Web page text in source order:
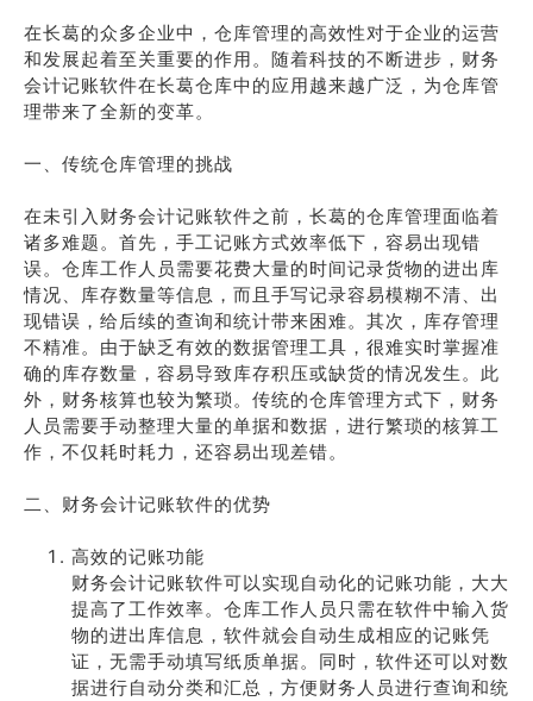
在长葛的众多企业中，仓库管理的高效性对于企业的运营
和发展起着至关重要的作用。随着科技的不断进步，财务
会计记账软件在长葛仓库中的应用越来越广泛，为仓库管
理带来了全新的变革。
一、传统仓库管理的挑战
在未引入财务会计记账软件之前，长葛的仓库管理面临着
诸多难题。首先，手工记账方式效率低下，容易出现错
误。仓库工作人员需要花费大量的时间记录货物的进出库
情况、库存数量等信息，而且手写记录容易模糊不清、出
现错误，给后续的查询和统计带来困难。其次，库存管理
不精准。由于缺乏有效的数据管理工具，很难实时掌握准
确的库存数量，容易导致库存积压或缺货的情况发生。此
外，财务核算也较为繁琐。传统的仓库管理方式下，财务
人员需要手动整理大量的单据和数据，进行繁琐的核算工
作，不仅耗时耗力，还容易出现差错。
二、财务会计记账软件的优势
高效的记账功能
财务会计记账软件可以实现自动化的记账功能，大大
提高了工作效率。仓库工作人员只需在软件中输入货
物的进出库信息，软件就会自动生成相应的记账凭
证，无需手动填写纸质单据。同时，软件还可以对数
据进行自动分类和汇总，方便财务人员进行查询和统